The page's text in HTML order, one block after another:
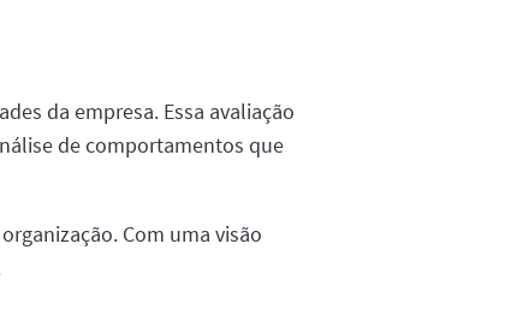
da empresa. Essa avaliação
de comportamentos que
Com uma visão